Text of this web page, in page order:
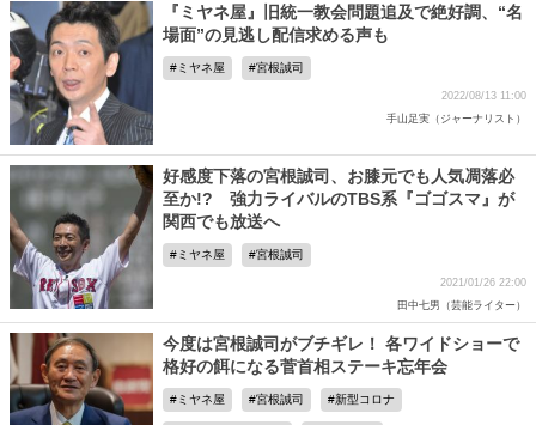
『ミヤネ屋』旧統一教会問題追及で絶好調、“名
場面”の見逃し配信求める声も
ミヤネ屋 宮根誠司
2022/08/13 11:00
手山足実（ジャーナリスト）
好感度下落の宮根誠司、お膝元でも人気凋落必
至か!? 強力ライバルのTBS系『ゴゴスマ』が
関西でも放送へ
ミヤネ屋 宮根誠司
2021/01/26 22:00
田中七男（芸能ライター）
今度は宮根誠司がブチギレ！ 各ワイドショーで
格好の餌になる菅首相ステーキ忘年会
ミヤネ屋 宮根誠司 新型コロナ